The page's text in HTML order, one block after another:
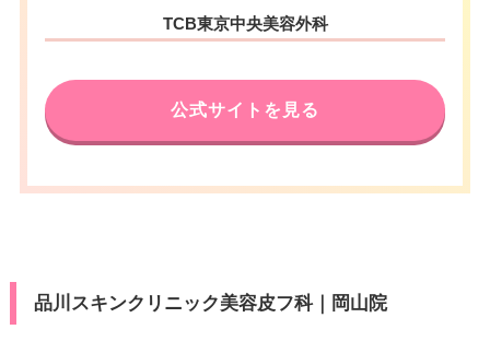
TCB東京中央美容外科
公式サイトを見る
品川スキンクリニック美容皮フ科｜岡山院